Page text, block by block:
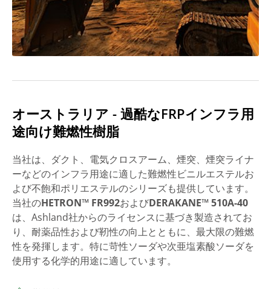
オーストラリア - 過酷なFRPインフラ用
途向け難燃性樹脂
当社は、ダクト、電気クロスアーム、煙突、煙突ライナ
ーなどのインフラ用途に適した難燃性ビニルエステルお
よび不飽和ポリエステルのシリーズも提供しています。
当社のHETRON™ FR992およびDERAKANE™ 510A-40
は、Ashland社からのライセンスに基づき製造されてお
り、耐薬品性および靭性の向上とともに、最大限の難燃
性を発揮します。特に苛性ソーダや次亜塩素酸ソーダを
使用する化学的用途に適しています。